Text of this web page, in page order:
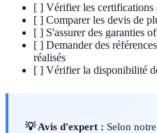
[ ] Vérifier les certifications
[ ] Comparer les devis de
[ ] S'assurer des garanties
[ ] Demander des
réalisés
[ ] Vérifier la disponibilité
💡 Avis d'expert : Selon